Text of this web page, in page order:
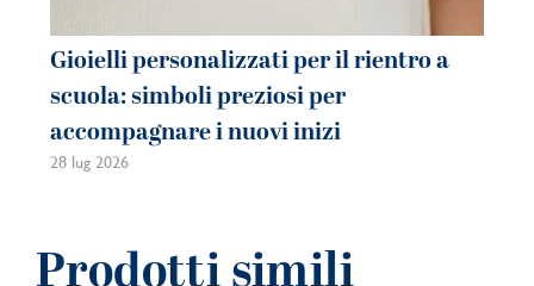
Gioielli personalizzati per il rientro a
scuola: simboli preziosi per
accompagnare i nuovi inizi
28 lug 2026